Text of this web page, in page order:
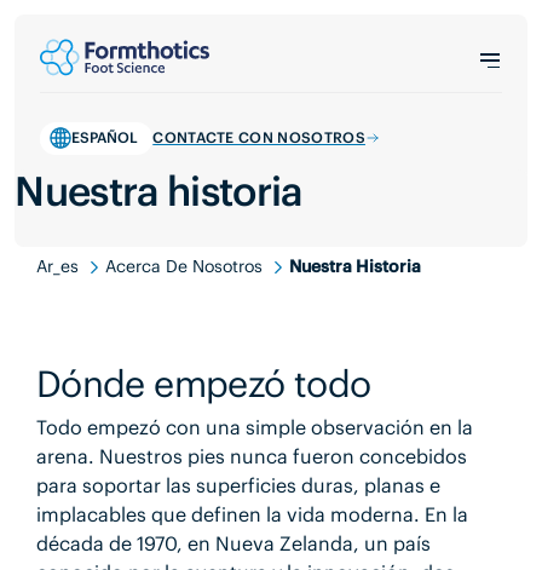
ESPAÑOL CONTACTE CON NOSOTROS
Nuestra historia
Ar_es Acerca De Nosotros Nuestra Historia
Dónde empezó todo
Todo empezó con una simple observación en la
arena. Nuestros pies nunca fueron concebidos
para soportar las superficies duras, planas e
implacables que definen la vida moderna. En la
década de 1970, en Nueva Zelanda, un país